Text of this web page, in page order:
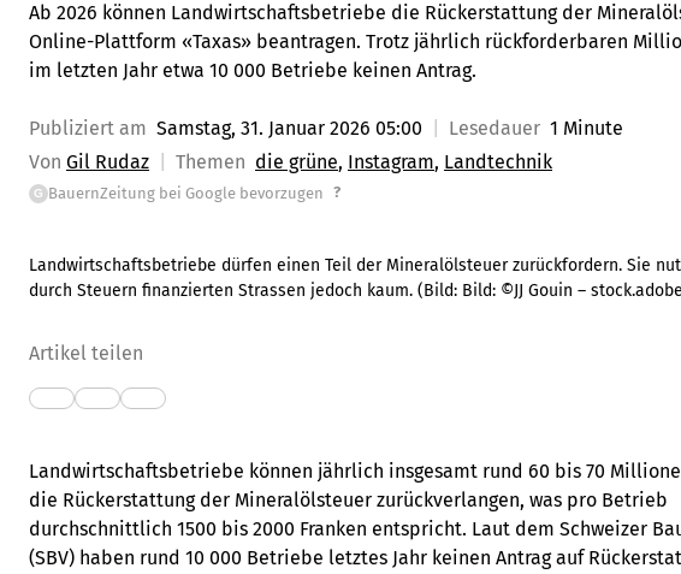
Ab 2026 können Landwirtschaftsbetriebe die Rückerstattung der
Online-Plattform «Taxas» beantragen. Trotz jährlich rückforderbaren
im letzten Jahr etwa 10 000 Betriebe keinen Antrag.
Publiziert am Samstag, 31. Januar 2026 05:00 Lesedauer 1 Minute
Von Gil Rudaz Themen die grüne Instagram Landtechnik
G BauernZeitung bei Google bevorzugen ?
Landwirtschaftsbetriebe dürfen einen Teil der Mineralölsteuer zurückfordern. Sie
durch Steuern finanzierten Strassen jedoch kaum. (Bild: Bild: ©JJ Gouin –
Artikel teilen
Landwirtschaftsbetriebe können jährlich insgesamt rund 60 bis 70
die Rückerstattung der Mineralölsteuer zurückverlangen, was pro Betrieb
durchschnittlich 1500 bis 2000 Franken entspricht. Laut dem Schweizer
(SBV) haben rund 10 000 Betriebe letztes Jahr keinen Antrag auf